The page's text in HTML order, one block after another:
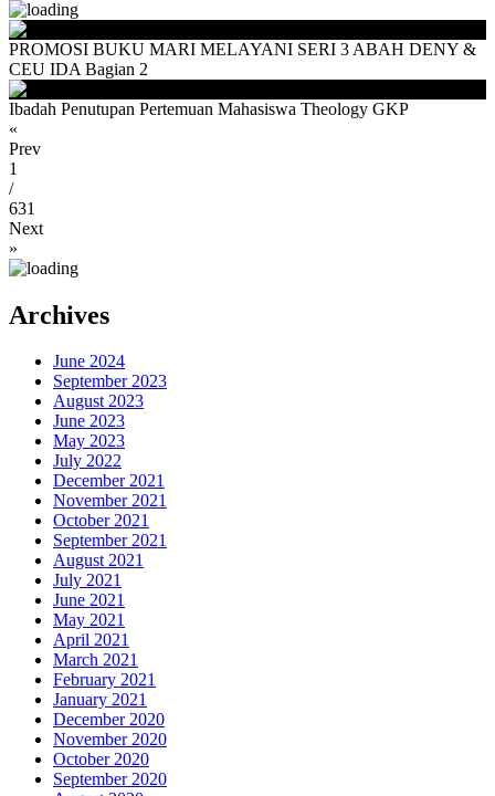
PROMOSI BUKU MARI MELAYANI SERI 3 ABAH DENY &
CEU IDA Bagian 2
Ibadah Penutupan Pertemuan Mahasiswa Theology GKP
«
Prev
1
/
631
Next
»
Archives
June 2024
September 2023
August 2023
June 2023
May 2023
July 2022
December 2021
November 2021
October 2021
September 2021
August 2021
July 2021
June 2021
May 2021
April 2021
March 2021
February 2021
January 2021
December 2020
November 2020
October 2020
September 2020